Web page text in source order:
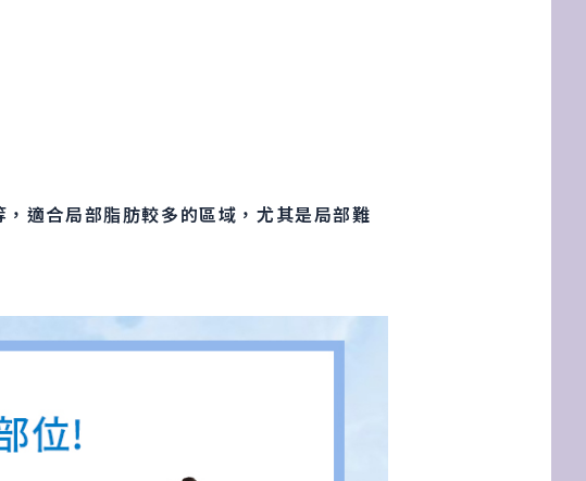
適合局部脂肪較多的區域，尤其是局部難